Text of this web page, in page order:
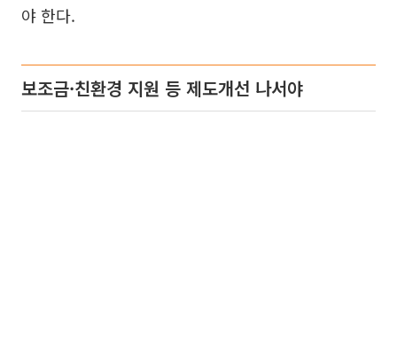
야 한다.
보조금·친환경 지원 등 제도개선 나서야